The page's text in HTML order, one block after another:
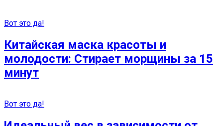
Вот это да!
Китайская маска красоты и
молодости: Стирает морщины за 15
минут
Вот это да!